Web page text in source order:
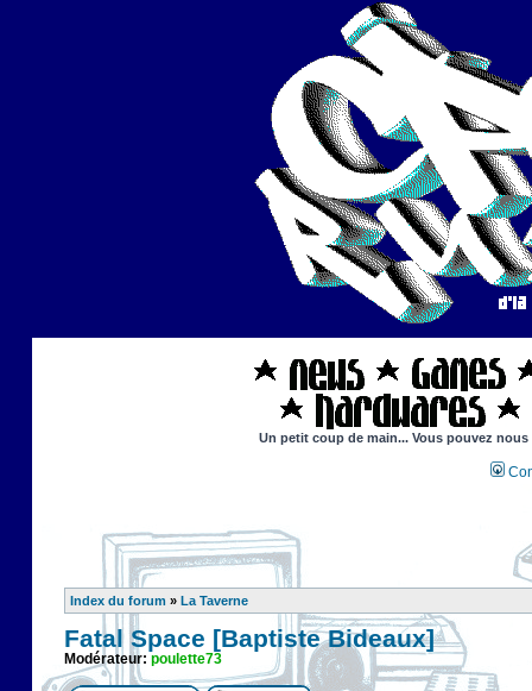
Un petit coup de main... Vous pouvez
Index du forum » La Taverne
Fatal Space [Baptiste Bideaux]
Modérateur: poulette73